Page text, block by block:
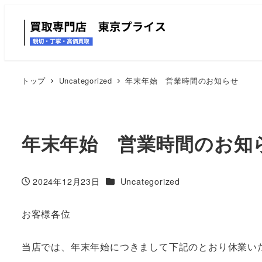
トップ Uncategorized 年末年始 営業時間のお知らせ
年末年始 営業時間のお知
投稿日
2024年12月23日 カテゴリー
Uncategorized
お客様各位
当店では、年末年始につきまして下記のとおり休業い